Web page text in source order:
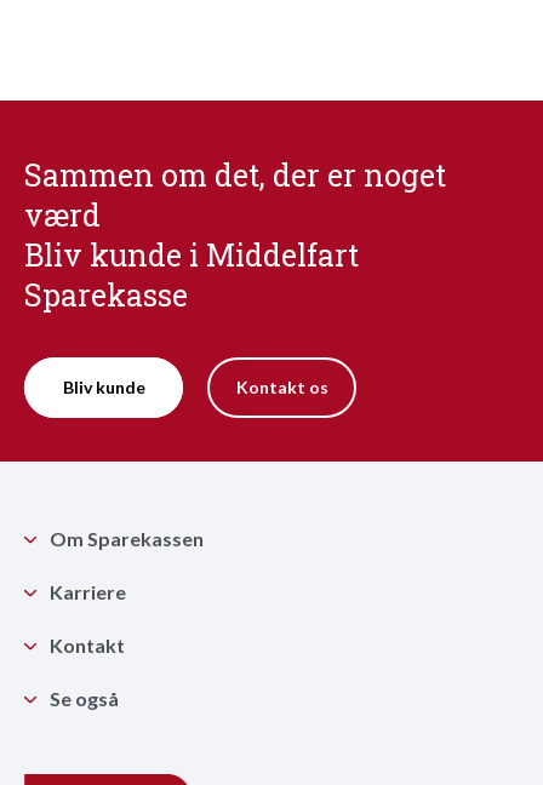
Sammen om det, der er noget
værd
Bliv kunde i Middelfart
Sparekasse
Bliv kunde Kontakt os
Om Sparekassen
Karriere
Kontakt
Se også